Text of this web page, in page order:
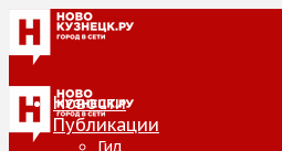
Новости
Публикации
Гид